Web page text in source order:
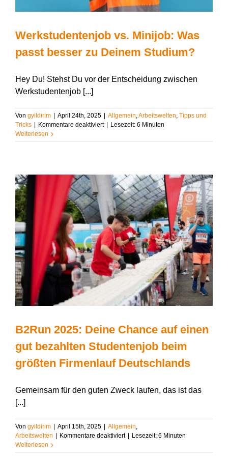
Werkstudentenjob vs. Minijob: Was
passt besser zu Deinem Studium?
Hey Du! Stehst Du vor der Entscheidung zwischen
Werkstudentenjob [...]
Von gyildirim | April 24th, 2025 | Allgemein Arbeitswelten Tipps und
Tricks | Kommentare deaktiviertfür
vs.
besser
Deinem
Studium?
| Lesezeit: 6 Minuten
Weiterlesen
B2Run 2025: Deine Chance auf einen
gut bezahlten Studentenjob beim
größten Firmenlauf Deutschlands
Gemeinsam für den guten Zweck laufen, das ist das
[...]
Von gyildirim | April 15th, 2025 | Allgemein
Arbeitswelten | Kommentare deaktiviertfür
2025:
| Lesezeit: 6 Minuten
Weiterlesen